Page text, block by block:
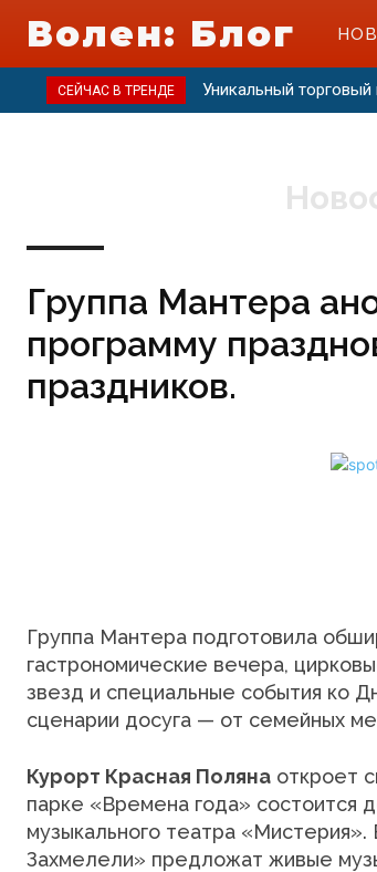
Волен: Блог
СЕЙЧАС В ТРЕНДЕ Уникальный
Группа Мантера
программу
праздников.
Группа Мантера подготовила
гастрономические вечера,
звезд и специальные события ко
сценарии досуга — от семейных
Курорт Красная Поляна откроет
парке «Времена года» состоится
музыкального театра
Захмелели» предложат живые